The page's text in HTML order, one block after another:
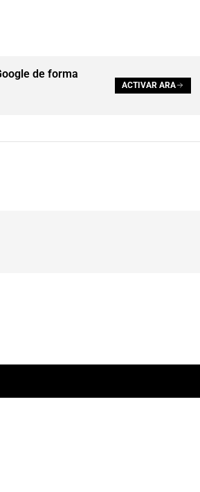
de forma
ACTIVAR ARA